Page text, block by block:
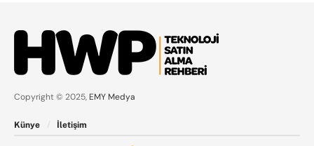
Copyright © 2025, EMY Medya
Künye İletişim